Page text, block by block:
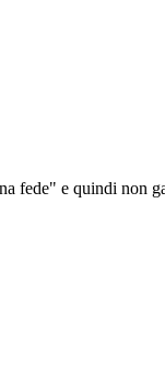
fede" e quindi non